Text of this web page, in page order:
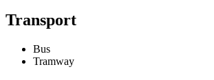
Transport
Bus
Tramway